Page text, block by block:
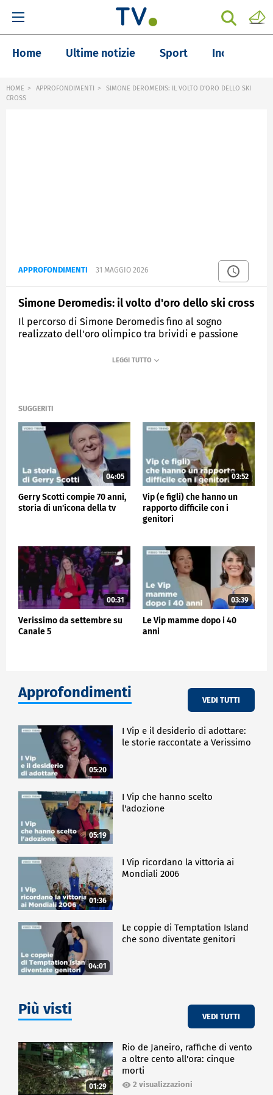
Home Ultime notizie Sport Inchieste
HOME APPROFONDIMENTI
SIMONE DEROMEDIS: IL VOLTO D'ORO DELLO SKI
CROSS
APPROFONDIMENTI 31 MAGGIO 2026
Simone Deromedis: il volto d'oro dello ski cross
Il percorso di Simone Deromedis fino al sogno
realizzato dell'oro olimpico tra brividi e passione
SUGGERITI
04:05
Gerry Scotti compie 70 anni,
storia di un'icona della tv
03:52
Vip (e figli) che hanno un
rapporto difficile con i
genitori
00:31
Verissimo da settembre su
Canale 5
03:39
Le Vip mamme dopo i 40
anni
Approfondimenti VEDI TUTTI
05:20
I Vip e il desiderio di adottare:
le storie raccontate a Verissimo
05:19
I Vip che hanno scelto
l'adozione
01:36
I Vip ricordano la vittoria ai
Mondiali 2006
04:01
Le coppie di Temptation Island
che sono diventate genitori
Più visti VEDI TUTTI
01:29
Rio de Janeiro, raffiche di vento
a oltre cento all'ora: cinque
morti
2 visualizzazioni